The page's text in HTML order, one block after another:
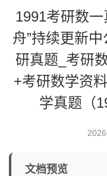
1991考研数
舟”持续更新
研真题_考研
+考研数学资
学真题（
文档预览